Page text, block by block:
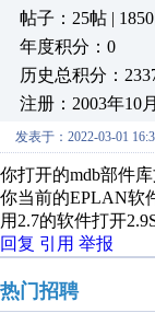
帖子：25帖 | 1850
年度积分：0
历史总积分：
注册：2003年10
发表于：2022-03-01
你打开的mdb部件
你当前的EPLAN软
用2.7的软件打开
回复 引用 举报
热门招聘